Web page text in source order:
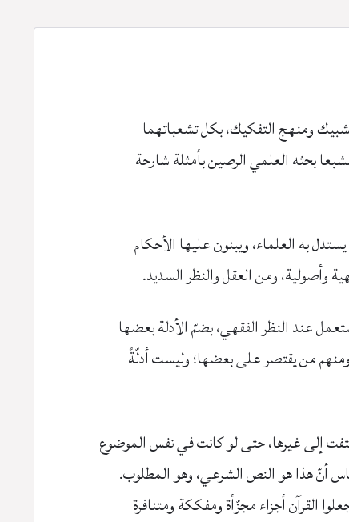
ومنهج التفكيك، بكل تشعباتهما
بحثه العلمي الرصين بأمثلة شارحة
به العلماء، ويبنون عليها الأحكام
وأصولية، ومن العقل والنظر السديد.
عند النظر الفقهي، بضمّ الأدلة بعضها
من يقتصر على بعضها؛ وليست أدلّةً
إلى غيرها، حتى لو كانت في نفس الموضوع
أنّ هذا هو النص الشرعي، وهو المطلوب.
القرآن أجزاء مجزّأة ومفككة ومتنافرة